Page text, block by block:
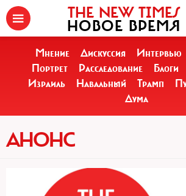
THE NEW TIMES
НОВОЕ ВРЕМЯ
Мнение Дискуссия Интервью
Портрет
Расследование Блоги
Израиль
Навальный Трамп
Дума
АНОНС